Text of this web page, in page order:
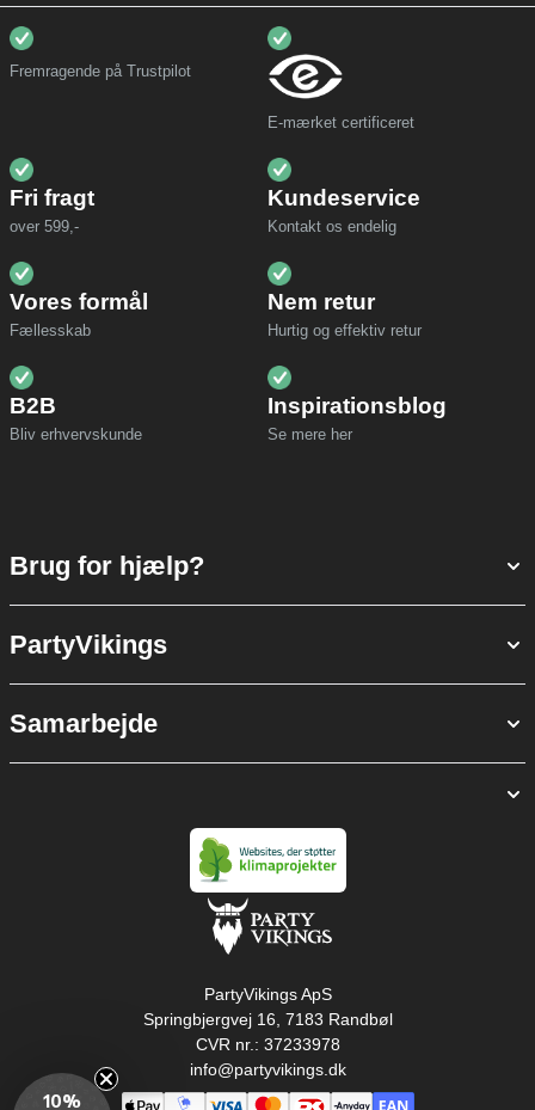
Fremragende på Trustpilot
E-mærket certificeret
Fri fragt
over 599,-
Kundeservice
Kontakt os endelig
Vores formål
Fællesskab
Nem retur
Hurtig og effektiv retur
B2B
Bliv erhvervskunde
Inspirationsblog
Se mere her
Brug for hjælp?
PartyVikings
Samarbejde
PartyVikings ApS
Springbjergvej 16, 7183 Randbøl
CVR nr.: 37233978
info@partyvikings.dk
10%